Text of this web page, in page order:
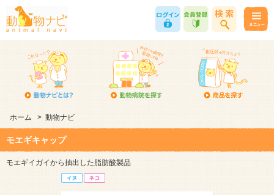
ホーム > 動物ナビ
モエギキャップ
モエギイガイから抽出した脂肪酸製品